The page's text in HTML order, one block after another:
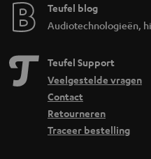
Teufel blog
Audiotechnologieën,
Teufel Support
Veelgestelde vragen
Contact
Retourneren
Traceer bestelling